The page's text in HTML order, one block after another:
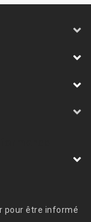
pour être informé